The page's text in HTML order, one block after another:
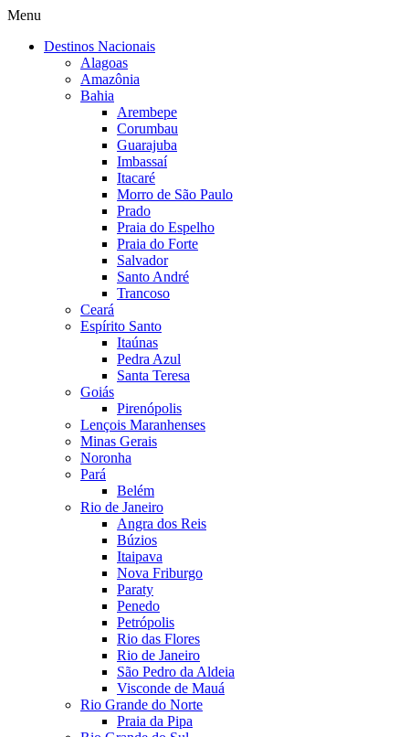
Menu
Destinos Nacionais
Alagoas
Amazônia
Bahia
Arembepe
Corumbau
Guarajuba
Imbassaí
Itacaré
Morro de São Paulo
Prado
Praia do Espelho
Praia do Forte
Salvador
Santo André
Trancoso
Ceará
Espírito Santo
Itaúnas
Pedra Azul
Santa Teresa
Goiás
Pirenópolis
Lençois Maranhenses
Minas Gerais
Noronha
Pará
Belém
Rio de Janeiro
Angra dos Reis
Búzios
Itaipava
Nova Friburgo
Paraty
Penedo
Petrópolis
Rio das Flores
Rio de Janeiro
São Pedro da Aldeia
Visconde de Mauá
Rio Grande do Norte
Praia da Pipa